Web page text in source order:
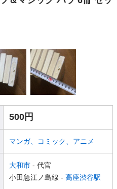
500円
マンガ、コミック、アニメ
大和市 - 代官
小田急江ノ島線 - 高座渋谷駅